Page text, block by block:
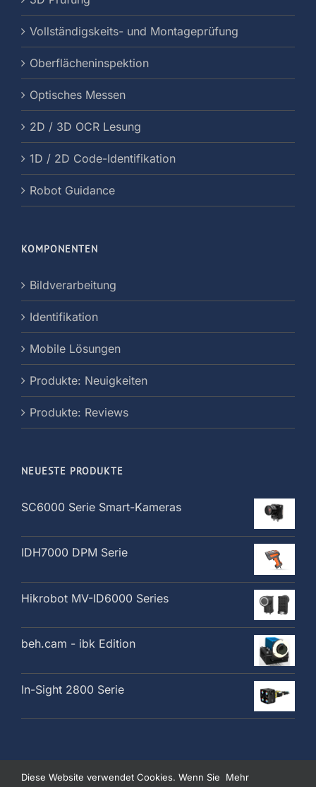
Vollständigskeits- und Montageprüfung
Oberflächeninspektion
Optisches Messen
2D / 3D OCR Lesung
1D / 2D Code-Identifikation
Robot Guidance
KOMPONENTEN
Bildverarbeitung
Identifikation
Mobile Lösungen
Produkte: Neuigkeiten
Produkte: Reviews
NEUESTE PRODUKTE
SC6000 Serie Smart-Kameras
IDH7000 DPM Serie
Hikrobot MV-ID6000 Series
beh.cam - ibk Edition
In-Sight 2800 Serie
Diese Website verwendet Cookies. Wenn Sie
Mehr